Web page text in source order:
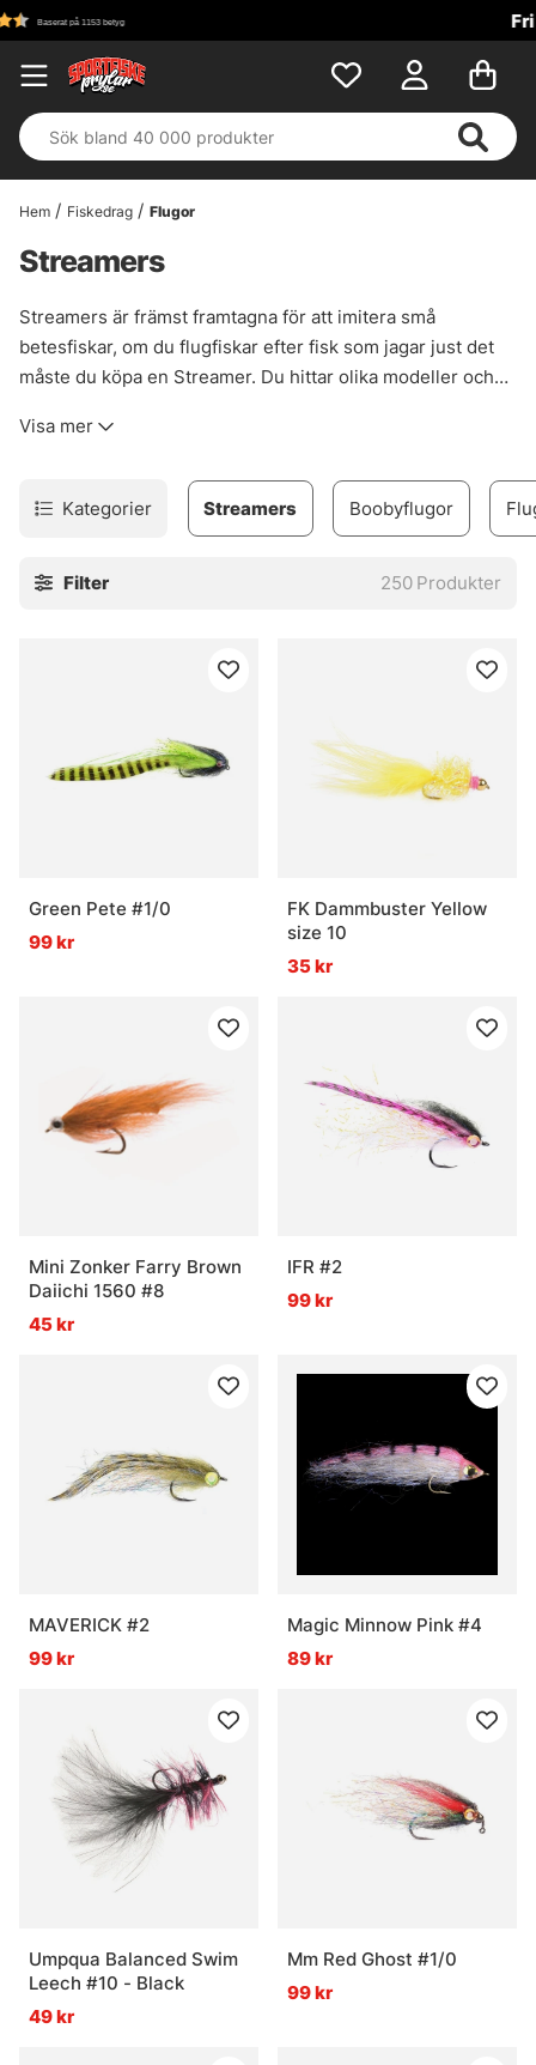
Hem Fiskedrag Flugor
Streamers
Streamers är främst framtagna för att imitera små
betesfiskar, om du flugfiskar efter fisk som jagar just det
måste du köpa en Streamer. Du hittar olika modeller och
Visa mer
Kategorier Boobyflugor
Streamers
Filter 250 Produkter
Green Pete #1/0
99 kr
FK Dammbuster Yellow
size 10
35 kr
Mini Zonker Farry Brown
Daiichi 1560 #8
45 kr
IFR #2
99 kr
MAVERICK #2
99 kr
Magic Minnow Pink #4
89 kr
Umpqua Balanced Swim
Leech #10 - Black
49 kr
Mm Red Ghost #1/0
99 kr